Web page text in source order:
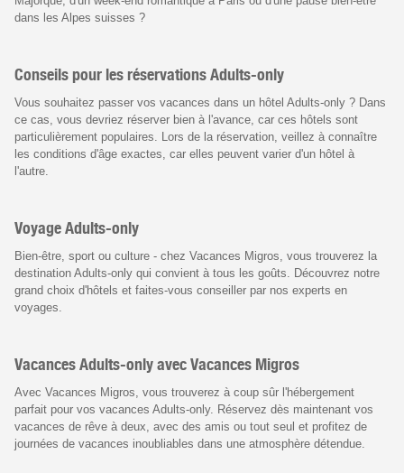
dans les Alpes suisses ?
Conseils pour les réservations Adults-only
Vous souhaitez passer vos vacances dans un hôtel Adults-only ? Dans
ce cas, vous devriez réserver bien à l'avance, car ces hôtels sont
particulièrement populaires. Lors de la réservation, veillez à connaître
les conditions d'âge exactes, car elles peuvent varier d'un hôtel à
l'autre.
Voyage Adults-only
Bien-être, sport ou culture - chez Vacances Migros, vous trouverez la
destination Adults-only qui convient à tous les goûts. Découvrez notre
grand choix d'hôtels et faites-vous conseiller par nos experts en
voyages.
Vacances Adults-only avec Vacances Migros
Avec Vacances Migros, vous trouverez à coup sûr l'hébergement
parfait pour vos vacances Adults-only. Réservez dès maintenant vos
vacances de rêve à deux, avec des amis ou tout seul et profitez de
journées de vacances inoubliables dans une atmosphère détendue.